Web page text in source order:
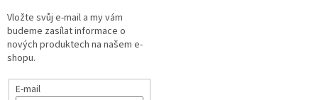
Vložte svůj e-mail a my vám
budeme zasílat informace o
nových produktech na našem e-
shopu.
E-mail